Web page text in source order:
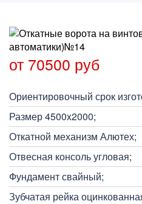
от 70500 руб
Ориентировочный срок
Размер 4500x2000;
Откатной механизм Алютех;
Отвесная консоль угловая;
Фундамент свайный;
Зубчатая рейка